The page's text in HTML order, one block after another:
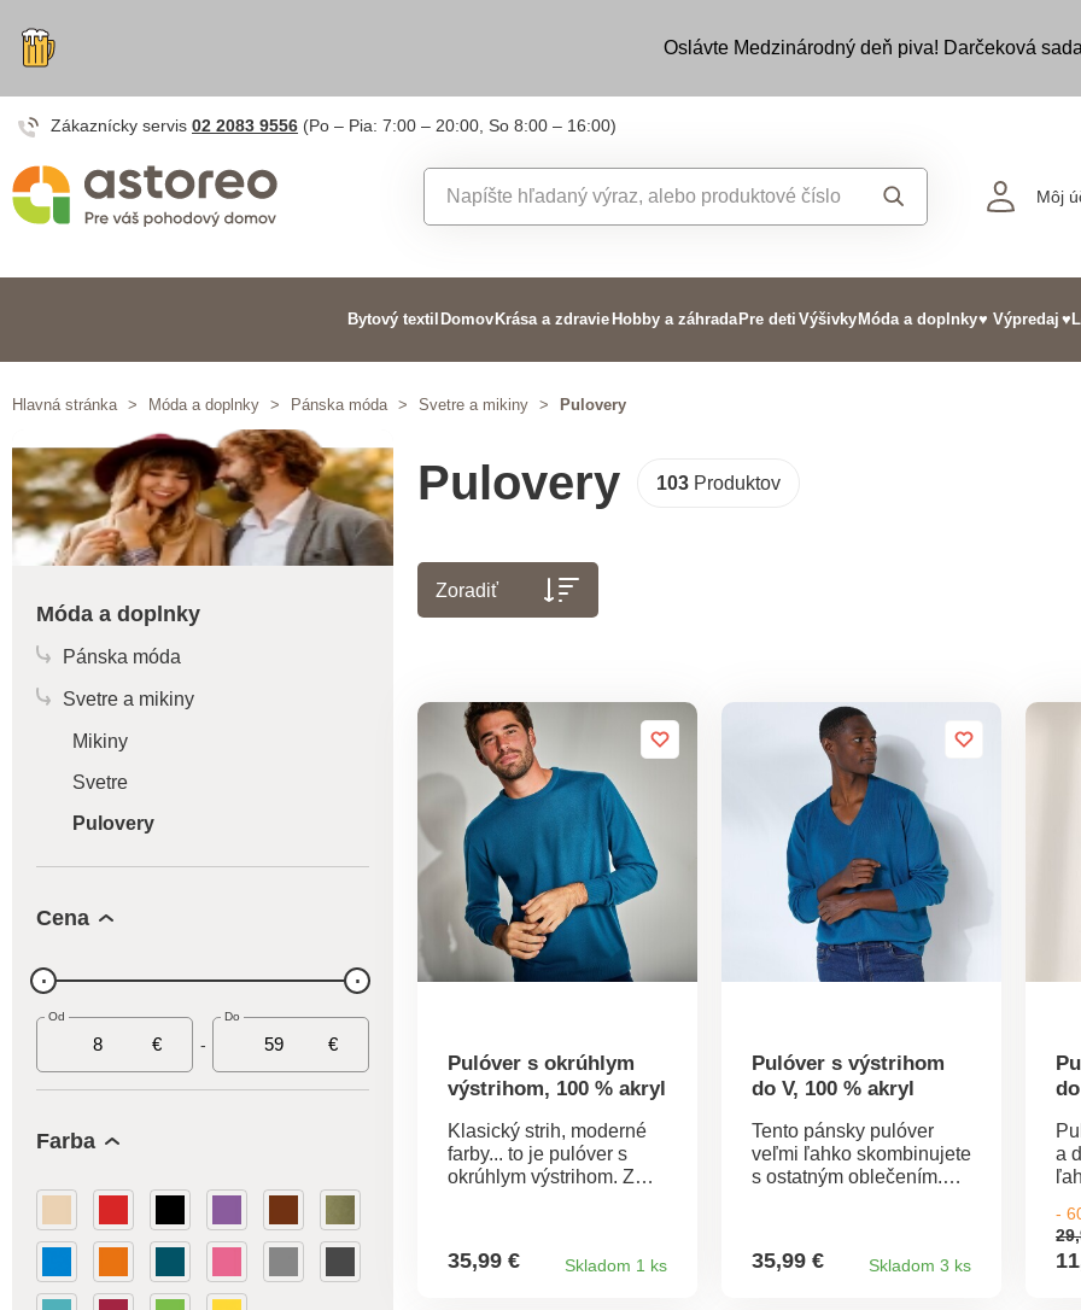
Oslávte Medzinárodný deň piva! Darčeková
Zákaznícky servis 02 2083 9556 (Po – Pia: 7:00 – 20:00, So 8:00 – 16:00)
Môj
Bytový textil Domov Krása a zdravie Hobby a záhrada Pre deti Výšivky Móda a doplnky♥ Výpredaj
Hlavná stránka > Móda a doplnky > Pánska móda > Svetre a mikiny > Pulovery
Móda a doplnky
Pánska móda
Svetre a mikiny
Mikiny
Svetre
Pulovery
Cena
€
Od
- €
Do
Farba
Pulovery 103 Produktov
Zoradiť
Pulóver s okrúhlym
výstrihom, 100 % akryl
Klasický strih, moderné
farby... to je pulóver s
okrúhlym výstrihom. Z
lemy. Možno prať v
35,99 € Skladom 1 ks
Pulóver s výstrihom
do V, 100 % akryl
Tento pánsky pulóver
veľmi ľahko skombinujete
s ostatným oblečením.
zárukou kvality je značka
35,99 € Skladom 3 ks
a
-